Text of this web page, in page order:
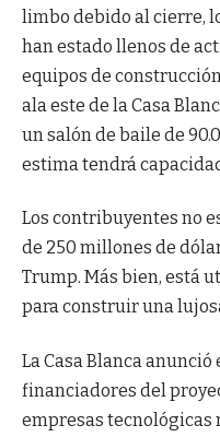
limbo debido al cierre,
han estado llenos de
equipos de
ala este de la Casa
un salón de baile de
estima tendrá
Los contribuyentes no
de 250 millones de
Trump. Más bien, está
para construir una
La Casa Blanca
financiadores del
empresas tecnológicas